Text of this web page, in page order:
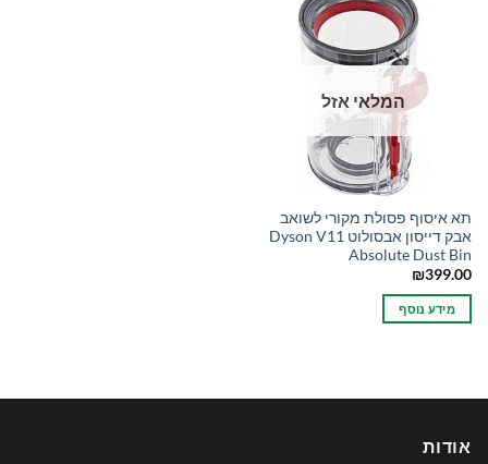
המלאי אזל
תא איסוף פסולת מקורי לשואב
אבק דייסון אבסולוט Dyson V11
Absolute Dust Bin
₪399.00
מידע נוסף
אודות